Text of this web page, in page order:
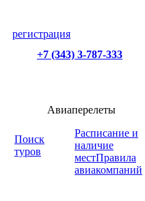
регистрация
+7 (343) 3-787-333
Поиск
туров
Авиаперелеты
Расписание и
наличие
местПравила
авиакомпаний